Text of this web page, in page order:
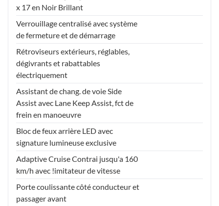
x 17 en Noir Brillant
Verrouillage centralisé avec système
de fermeture et de démarrage
Rétroviseurs extérieurs, réglables,
dégivrants et rabattables
électriquement
Assistant de chang. de voie Side
Assist avec Lane Keep Assist, fct de
frein en manoeuvre
Bloc de feux arrière LED avec
signature lumineuse exclusive
Adaptive Cruise Contrai jusqu'a 160
km/h avec !imitateur de vitesse
Porte coulissante côté conducteur et
passager avant